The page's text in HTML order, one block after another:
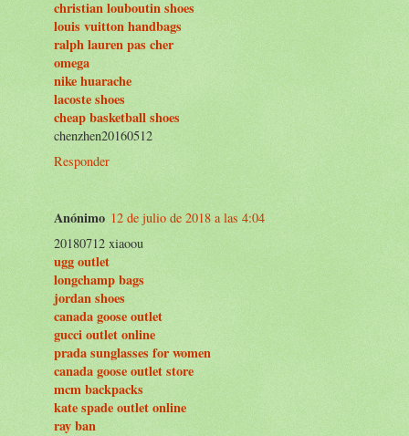
christian louboutin shoes
louis vuitton handbags
ralph lauren pas cher
omega
nike huarache
lacoste shoes
cheap basketball shoes
chenzhen20160512
Responder
Anónimo 12 de julio de 2018 a las 4:04
20180712 xiaoou
ugg outlet
longchamp bags
jordan shoes
canada goose outlet
gucci outlet online
prada sunglasses for women
canada goose outlet store
mcm backpacks
kate spade outlet online
ray ban